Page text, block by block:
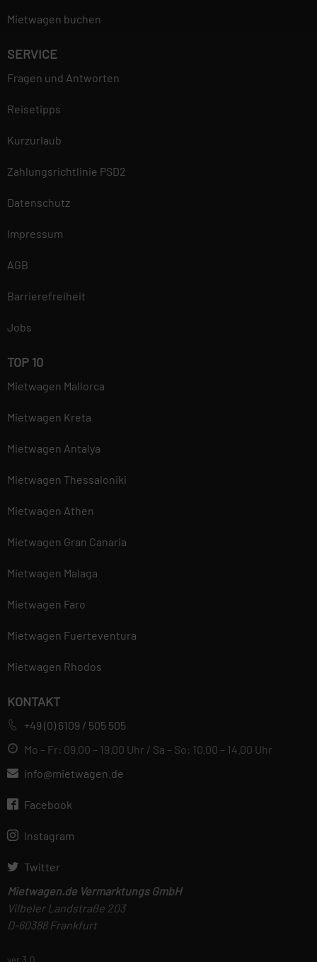
Mietwagen buchen
SERVICE
Fragen und Antworten
Reisetipps
Kurzurlaub
Zahlungsrichtlinie PSD2
Datenschutz
Impressum
AGB
Barrierefreiheit
Jobs
TOP 10
Mietwagen Mallorca
Mietwagen Kreta
Mietwagen Antalya
Mietwagen Thessaloniki
Mietwagen Athen
Mietwagen Gran Canaria
Mietwagen Malaga
Mietwagen Faro
Mietwagen Fuerteventura
Mietwagen Rhodos
KONTAKT
+49 (0) 6109 / 505 505
Mo – Fr: 09.00 – 19.00 Uhr / Sa – So: 10.00 – 14.00 Uhr
info@mietwagen.de
Facebook
Instagram
Twitter
Mietwagen.de Vermarktungs GmbH
Vilbeler Landstraße 203
D-60388 Frankfurt